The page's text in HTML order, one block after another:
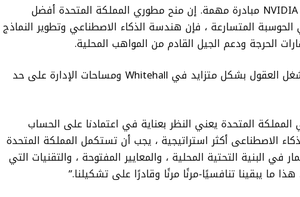
“يعد مركز تكنولوجيا AI التابع لـ NVIDIA مبادرة مهمة. إن منح مطوري المملكة المتحدة أفضل
المتسارعة ، فإن هندسة الذكاء الاصطناعي وتطوير النماذج
الحرجة ودعم الجيل القادم من المواهب المحلية.
تطرق Boost أيضًا إلى نقطة تشغل العقول بشكل متزايد في Whitehall ومساحات الإدارة على حد
المملكة المتحدة يعني النظر بعناية في اعتمادنا على الحساب
الاصطناعى أكثر استراتيجية ، يجب أن تستكمل المملكة المتحدة
في البنية التحتية المحلية ، والمعايير المفتوحة ، والتقنيات التي
ما يبقينا تنافسيًا-مرنًا مرنًا وقادرًا على تشكيلنا.”